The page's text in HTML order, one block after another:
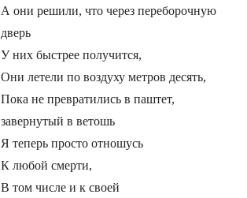
А они решили, что через переборочную
дверь
У них быстрее получится,
Они летели по воздуху метров десять,
Пока не превратились в паштет,
завернутый в ветошь
Я теперь просто отношусь
К любой смерти,
В том числе и к своей